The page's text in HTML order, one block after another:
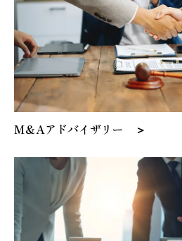
M&Aアドバイザリー ＞